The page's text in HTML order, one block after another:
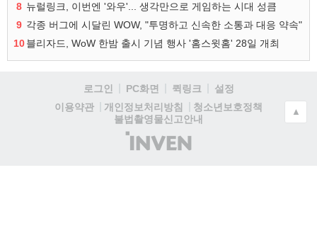
8 뉴럴링크, 이번엔 '와우'... 생각만으로 게임하는 시대 성큼
9 각종 버그에 시달린 WOW, "투명하고 신속한 소통과 대응 약속"
10블리자드, WoW 한밤 출시 기념 행사 '홈스윗홈' 28일 개최
로그인 PC화면 퀵링크
설정
이용약관
개인정보처리방침
청소년보호정책
불법촬영물신고안내
(주)
인
▲